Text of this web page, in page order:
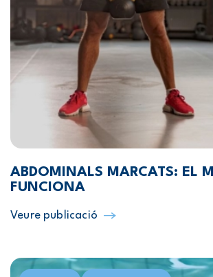
ABDOMINALS MARCATS: EL
FUNCIONA
Veure publicació